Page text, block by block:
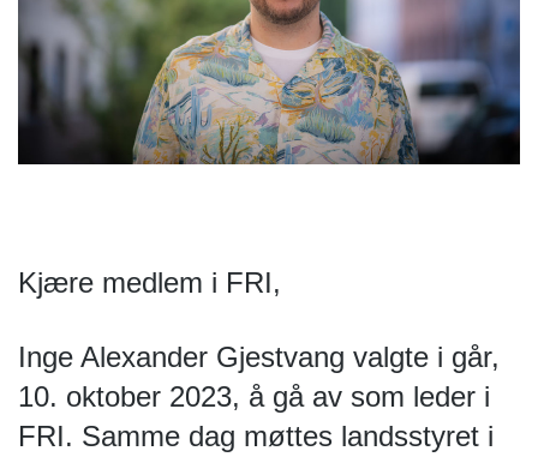
Kjære medlem i FRI,
Inge Alexander Gjestvang valgte i går,
10. oktober 2023, å gå av som leder i
FRI. Samme dag møttes landsstyret i